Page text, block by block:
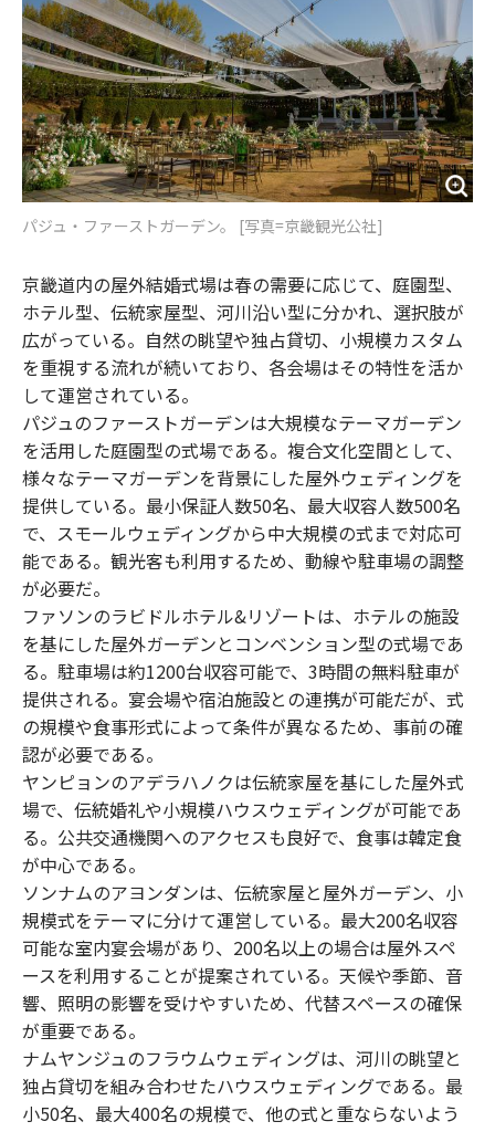
パジュ・ファーストガーデン。 [写真=京畿観光公社]
京畿道内の屋外結婚式場は春の需要に応じて、庭園型、
ホテル型、伝統家屋型、河川沿い型に分かれ、選択肢が
広がっている。自然の眺望や独占貸切、小規模カスタム
を重視する流れが続いており、各会場はその特性を活か
して運営されている。
パジュのファーストガーデンは大規模なテーマガーデン
を活用した庭園型の式場である。複合文化空間として、
様々なテーマガーデンを背景にした屋外ウェディングを
提供している。最小保証人数50名、最大収容人数500名
で、スモールウェディングから中大規模の式まで対応可
能である。観光客も利用するため、動線や駐車場の調整
が必要だ。
ファソンのラビドルホテル&リゾートは、ホテルの施設
を基にした屋外ガーデンとコンベンション型の式場であ
る。駐車場は約1200台収容可能で、3時間の無料駐車が
提供される。宴会場や宿泊施設との連携が可能だが、式
の規模や食事形式によって条件が異なるため、事前の確
認が必要である。
ヤンピョンのアデラハノクは伝統家屋を基にした屋外式
場で、伝統婚礼や小規模ハウスウェディングが可能であ
る。公共交通機関へのアクセスも良好で、食事は韓定食
が中心である。
ソンナムのアヨンダンは、伝統家屋と屋外ガーデン、小
規模式をテーマに分けて運営している。最大200名収容
可能な室内宴会場があり、200名以上の場合は屋外スペ
ースを利用することが提案されている。天候や季節、音
響、照明の影響を受けやすいため、代替スペースの確保
が重要である。
ナムヤンジュのフラウムウェディングは、河川の眺望と
独占貸切を組み合わせたハウスウェディングである。最
小50名、最大400名の規模で、他の式と重ならないよう